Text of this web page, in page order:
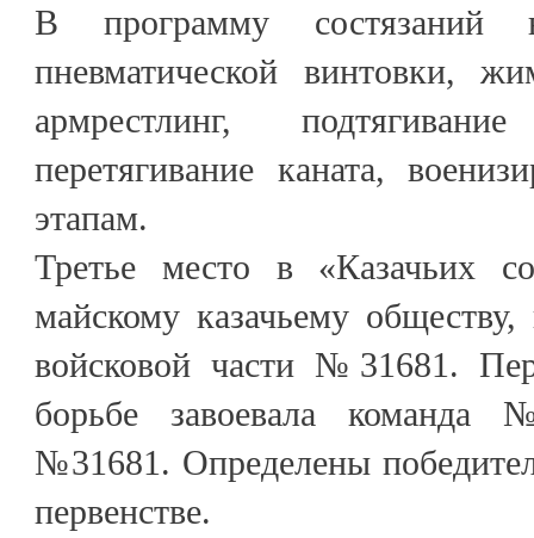
В программу состязаний
пневматической винтовки,
армрестлинг,
перетягивание каната,
этапам.
Третье место в «Казачьих
майскому казачьему
войсковой части №31681.
борьбе завоевала команда
№31681. Определены
первенстве.